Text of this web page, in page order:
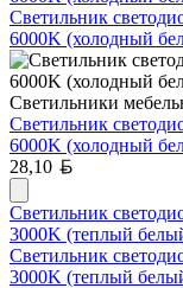
Светильник
6000K (холодный
Светильники
Светильник
6000K (холодный
28,10
Светильник
3000K (теплый
Светильник
3000K (теплый